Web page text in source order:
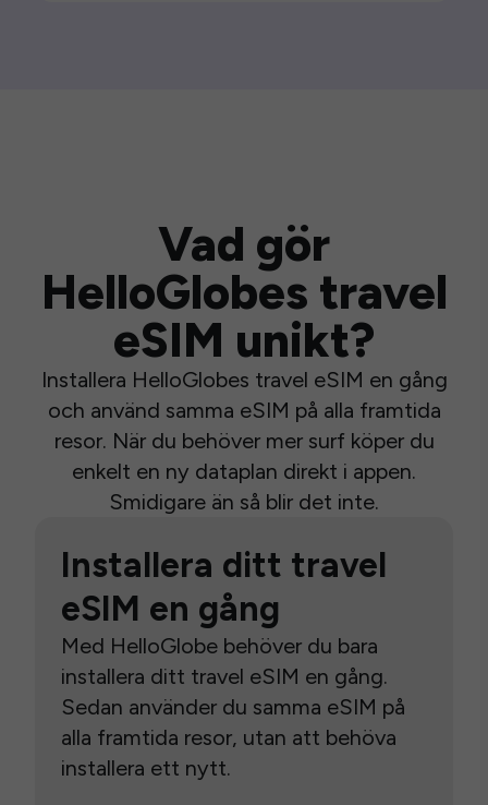
Vad gör
HelloGlobes travel
eSIM unikt?
Installera HelloGlobes travel eSIM en gång
och använd samma eSIM på alla framtida
resor. När du behöver mer surf köper du
enkelt en ny dataplan direkt i appen.
Smidigare än så blir det inte.
Installera ditt travel
eSIM en gång
Med HelloGlobe behöver du bara
installera ditt travel eSIM en gång.
Sedan använder du samma eSIM på
alla framtida resor, utan att behöva
installera ett nytt.